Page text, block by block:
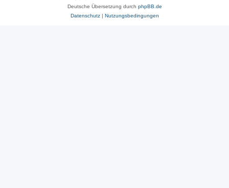
Deutsche Übersetzung durch phpBB.de
Datenschutz| Nutzungsbedingungen